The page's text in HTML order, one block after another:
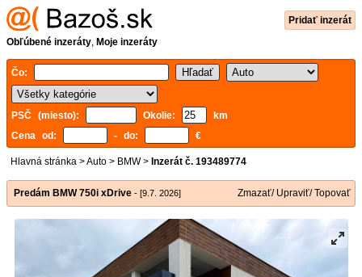
Pridať inzerát
Obľúbené inzeráty, Moje inzeráty
Čo:
PSČ (miesto): Okolie:
km
Cena od:
- do: €
Hlavná stránka >Auto > BMW> Inzerát č. 193489774
Predám BMW 750i xDrive - [9.7. 2026] Zmazať/ Upraviť/ Topovať